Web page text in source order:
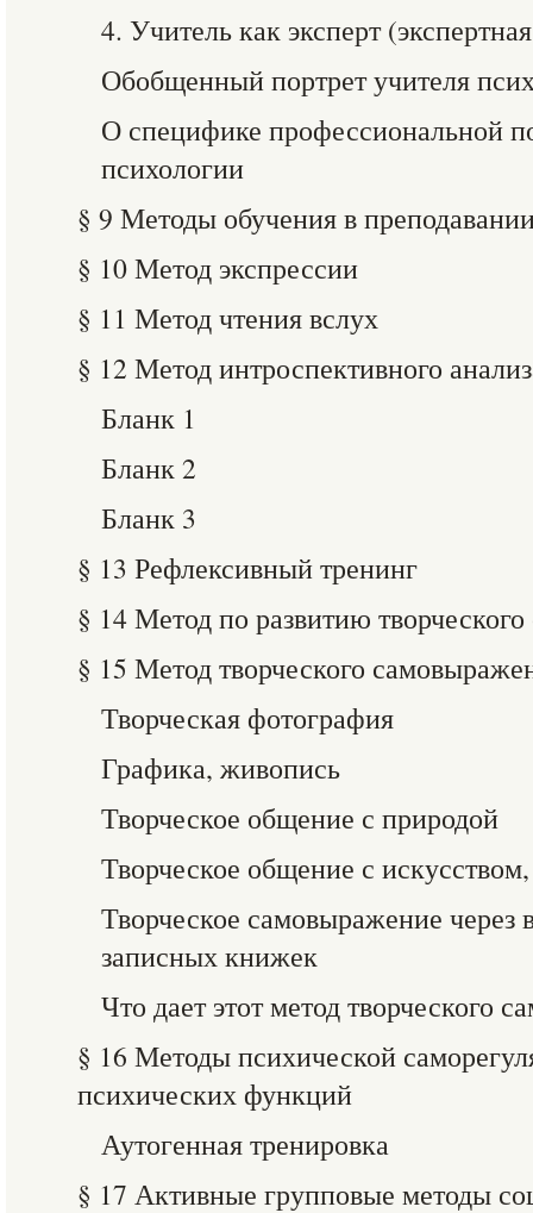
4. Учитель как эксперт
Обобщенный портрет учителя
О специфике профессиональной
психологии
§ 9 Методы обучения в
§ 10 Метод экспрессии
§ 11 Метод чтения вслух
§ 12 Метод интроспективного
Бланк 1
Бланк 2
Бланк 3
§ 13 Рефлексивный тренинг
§ 14 Метод по развитию творческого
§ 15 Метод творческого
Творческая фотография
Графика, живопись
Творческое общение с природой
Творческое общение с
Творческое самовыражение через
записных книжек
Что дает этот метод творческого
§ 16 Методы психической
психических функций
Аутогенная тренировка
§ 17 Активные групповые методы